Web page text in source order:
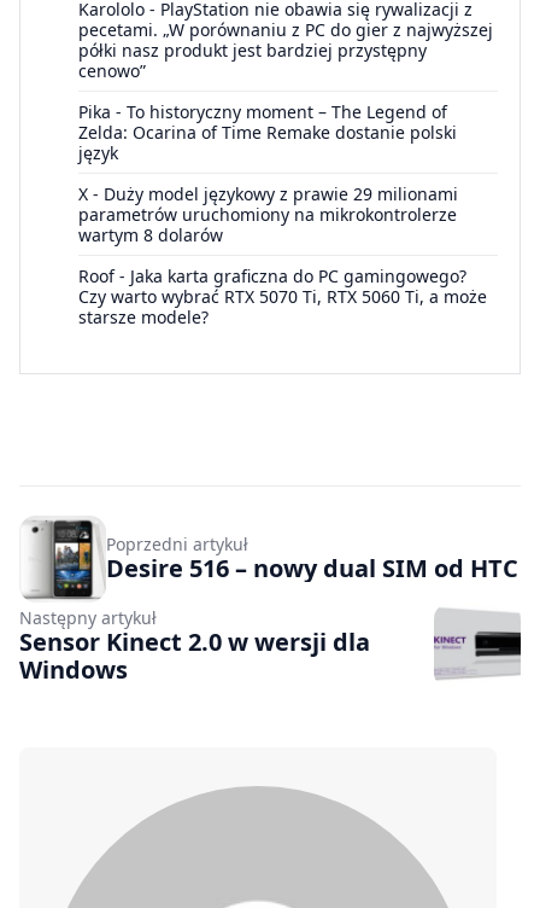
Karololo - PlayStation nie obawia się rywalizacji z
pecetami. „W porównaniu z PC do gier z najwyższej
półki nasz produkt jest bardziej przystępny
cenowo”
Pika - To historyczny moment – The Legend of
Zelda: Ocarina of Time Remake dostanie polski
język
X - Duży model językowy z prawie 29 milionami
parametrów uruchomiony na mikrokontrolerze
wartym 8 dolarów
Roof- Jaka karta graficzna do PC gamingowego?
Czy warto wybrać RTX 5070 Ti, RTX 5060 Ti, a może
starsze modele?
Poprzedni artykuł
Desire 516 – nowy dual SIM od HTC
Następny artykuł
Sensor Kinect 2.0 w wersji dla
Windows